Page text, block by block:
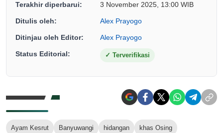
Terakhir diperbarui: 3 November 2025, 13:00 WIB
Ditulis oleh: Alex Prayogo
Ditinjau oleh Editor: Alex Prayogo
Status Editorial: ✓ Terverifikasi
Ayam Kesrut Banyuwangi hidangan khas Osing